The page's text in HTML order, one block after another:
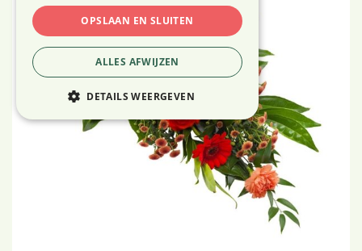
OPSLAAN EN SLUITEN
ALLES AFWIJZEN
DETAILS WEERGEVEN